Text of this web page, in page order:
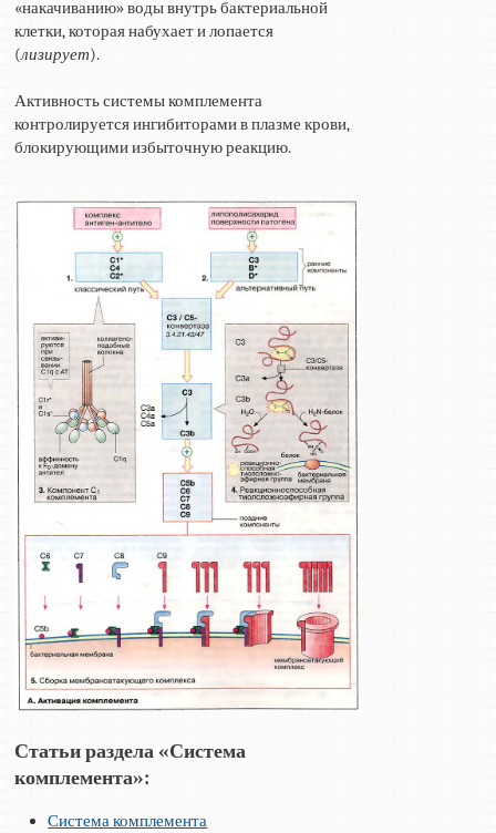
«накачиванию» воды внутрь бактериальной
клетки, которая набухает и лопается
(лизирует).
Активность системы комплемента
контролируется ингибиторами в плазме крови,
блокирующими избыточную реакцию.
Статьи раздела «Система
комплемента»:
Система комплемента